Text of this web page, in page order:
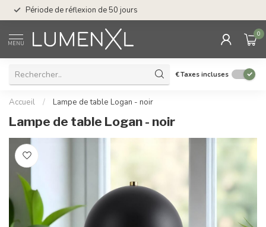
Période de réflexion de 50 jours
MENU
0
€Taxes incluses
Accueil / Lampe de table Logan - noir
Lampe de table Logan - noir